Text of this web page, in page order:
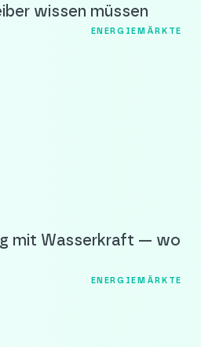
wissen müssen
ENERGIEMÄRKTE
mit Wasserkraft — wo
ENERGIEMÄRKTE